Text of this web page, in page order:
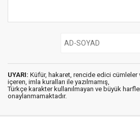
UYARI: Küfür, hakaret, rencide edici cümleler
içeren, imla kuralları ile yazılmamış,
Türkçe karakter kullanılmayan ve büyük
onaylanmamaktadır.